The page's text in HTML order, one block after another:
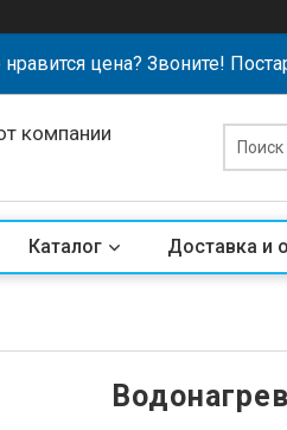
нравится цена? Звоните!
компании
Каталог Доставка и